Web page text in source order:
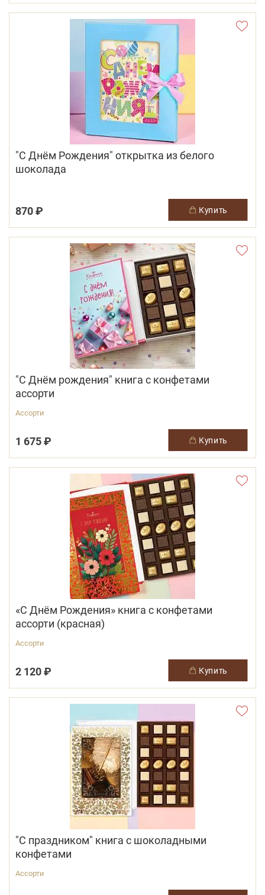
"С Днём Рождения" открытка из белого
шоколада
870 ₽ купить
"С Днём рождения" книга с конфетами
ассорти
Ассорти
1 675 ₽ купить
«С Днём Рождения» книга с конфетами
ассорти (красная)
Ассорти
2 120 ₽ купить
"С праздником" книга с шоколадными
конфетами
Ассорти